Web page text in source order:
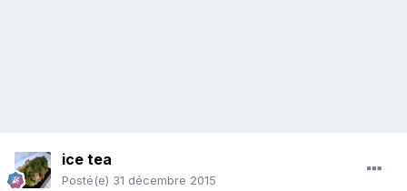
ice tea
Posté(e) 31 décembre 2015